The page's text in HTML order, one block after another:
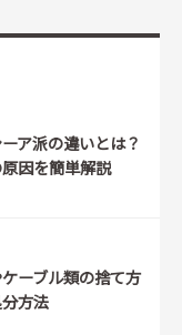
ア派の違いとは？
因を簡単解説
ーブル類の捨て方
方法